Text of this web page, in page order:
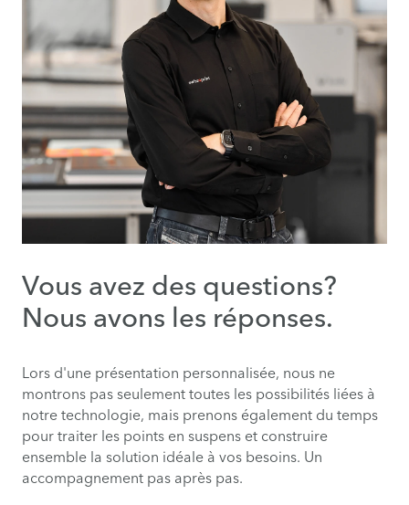
Vous avez des questions?
Nous avons les réponses.
Lors d'une présentation personnalisée, nous ne
montrons pas seulement toutes les possibilités liées à
notre technologie, mais prenons également du temps
pour traiter les points en suspens et construire
ensemble la solution idéale à vos besoins. Un
accompagnement pas après pas.